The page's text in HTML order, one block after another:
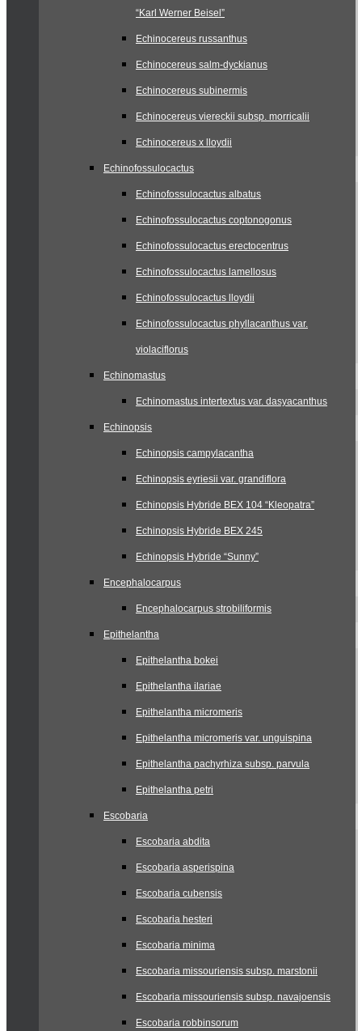
“Karl Werner Beisel”
Echinocereus russanthus
Echinocereus salm-dyckianus
Echinocereus subinermis
Echinocereus viereckii subsp. morricalii
Echinocereus x lloydii
Echinofossulocactus
Echinofossulocactus albatus
Echinofossulocactus coptonogonus
Echinofossulocactus erectocentrus
Echinofossulocactus lamellosus
Echinofossulocactus lloydii
Echinofossulocactus phyllacanthus var.
violaciflorus
Echinomastus
Echinomastus intertextus var. dasyacanthus
Echinopsis
Echinopsis campylacantha
Echinopsis eyriesii var. grandiflora
Echinopsis Hybride BEX 104 “Kleopatra”
Echinopsis Hybride BEX 245
Echinopsis Hybride “Sunny”
Encephalocarpus
Encephalocarpus strobiliformis
Epithelantha
Epithelantha bokei
Epithelantha ilariae
Epithelantha micromeris
Epithelantha micromeris var. unguispina
Epithelantha pachyrhiza subsp. parvula
Epithelantha petri
Escobaria
Escobaria abdita
Escobaria asperispina
Escobaria cubensis
Escobaria hesteri
Escobaria minima
Escobaria missouriensis subsp. marstonii
Escobaria missouriensis subsp. navajoensis
Escobaria robbinsorum